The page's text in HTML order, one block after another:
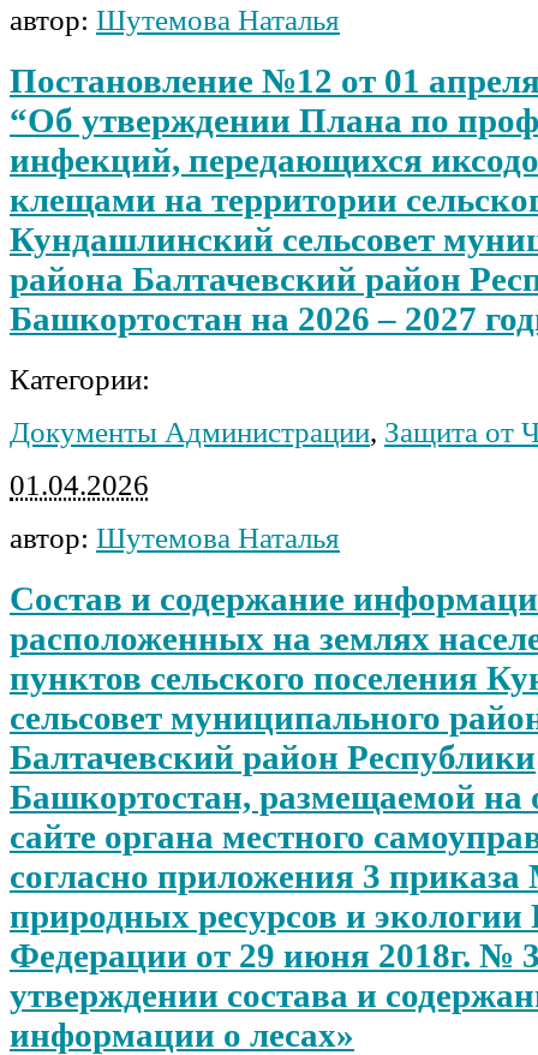
автор: Шутемова Наталья
Постановление №12 от 01
“Об утверждении Плана по
инфекций, передающихся
клещами на территории
Кундашлинский сельсовет
района Балтачевский район
Башкортостан на 2026 – 2027
Категории:
Документы Администрации, Защита от
01.04.2026
автор: Шутемова Наталья
Состав и содержание
расположенных на землях
пунктов сельского поселения
сельсовет муниципального
Балтачевский район Республики
Башкортостан, размещаемой
сайте органа местного
согласно приложения 3 приказа
природных ресурсов и экологии
Федерации от 29 июня 2018г. №
утверждении состава и
информации о лесах»